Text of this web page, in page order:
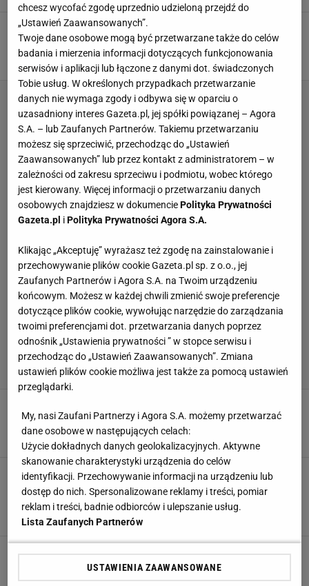
Wilfredo Leon już się nie kryje. Powiedział,
dlaczego wybrał grę w Polsce
Karolina Kurek, 4 LIPCA 2024, 17:01
Kubańczycy zdeklasowani [ZAPIS RELACJI]
Karolina Kurek,23 CZERWCA 2024, 12:37
Koniec marzeń Polek o złotym medalu Ligi
Narodów. Bolesna porażka z mistrzyniami
świata [ZAPIS RELACJI]
Karolina Kurek,
Polskie siatkarki wróciły na zwycięską ścieżkę.
Dominikanki pokonane [ZAPIS RELACJI]
chcesz wycofać zgodę uprzednio udzieloną przejdź do
„Ustawień Zaawansowanych”.
Twoje dane osobowe mogą być przetwarzane także do celów
badania i mierzenia informacji dotyczących funkcjonowania
serwisów i aplikacji lub łączone z danymi dot. świadczonych
Tobie usług. W określonych przypadkach przetwarzanie
danych nie wymaga zgody i odbywa się w oparciu o
uzasadniony interes Gazeta.pl, jej spółki powiązanej – Agora
S.A. – lub Zaufanych Partnerów. Takiemu przetwarzaniu
możesz się sprzeciwić, przechodząc do „Ustawień
Zaawansowanych” lub przez kontakt z administratorem – w
zależności od zakresu sprzeciwu i podmiotu, wobec którego
jest kierowany. Więcej informacji o przetwarzaniu danych
osobowych znajdziesz w dokumenciePolityka Prywatności
Gazeta.pl iPolityka Prywatności Agora S.A.
Klikając „Akceptuję” wyrażasz też zgodę na zainstalowanie i
przechowywanie plików cookie Gazeta.pl sp. z o.o., jej
Zaufanych Partnerów i Agora S.A. na Twoim urządzeniu
końcowym. Możesz w każdej chwili zmienić swoje preferencje
dotyczące plików cookie, wywołując narzędzie do zarządzania
twoimi preferencjami dot. przetwarzania danych poprzez
odnośnik „Ustawienia prywatności ” w stopce serwisu i
przechodząc do „Ustawień Zaawansowanych”. Zmiana
ustawień plików cookie możliwa jest także za pomocą ustawień
przeglądarki.
My, nasi Zaufani Partnerzy i Agora S.A. możemy przetwarzać
dane osobowe w następujących celach:
Użycie dokładnych danych geolokalizacyjnych. Aktywne
skanowanie charakterystyki urządzenia do celów
identyfikacji. Przechowywanie informacji na urządzeniu lub
dostęp do nich. Spersonalizowane reklamy i treści, pomiar
reklam i treści, badnie odbiorców i ulepszanie usług.
Lista Zaufanych Partnerów
USTAWIENIA ZAAWANSOWANE